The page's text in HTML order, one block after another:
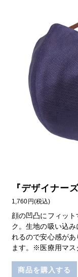
『デザイナー
1,760円(税込)
顔の凹凸にフィッ
ク。生地の吸い込
れるので安心感が
ます。※医療用マス
商品を購入する